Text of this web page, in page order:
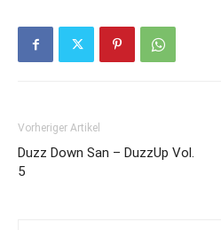
Vorheriger Artikel
Duzz Down San – DuzzUp Vol.
5